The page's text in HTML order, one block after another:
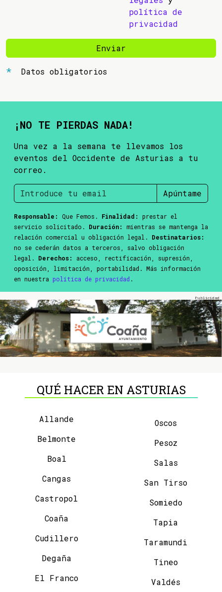
política de
privacidad
Enviar
Datos obligatorios
¡NO TE PIERDAS NADA!
Una vez a la semana te llevamos los
eventos del Occidente de Asturias a tu
correo.
Apúntame
Responsable: Que Femos. Finalidad:
prestar el
servicio solicitado. Duración:
mientras se mantenga la
relación comercial u obligación legal. Destinatarios:
no se cederán datos a terceros, salvo obligación
legal. Derechos:
acceso, rectificación, supresión,
oposición, limitación, portabilidad. Más información
en nuestra política de privacidad .
QUÉ HACER EN ASTURIAS
Allande
Belmonte
Boal
Cangas
Castropol
Coaña
Cudillero
Degaña
El Franco
Oscos
Pesoz
Salas
San Tirso
Somiedo
Tapia
Taramundi
Tineo
Valdés